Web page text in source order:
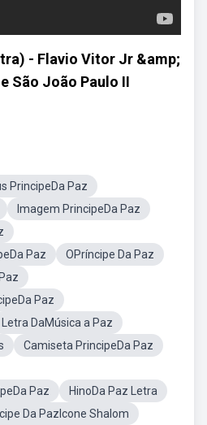
- Flavio Vitor Jr &amp;
São João Paulo II
PrincipeDa Paz
Imagem PrincipeDa Paz
Paz
OPríncipe Da Paz
Paz
Letra DaMúsica a Paz
Camiseta PrincipeDa Paz
Paz
HinoDa Paz Letra
Da PazIcone Shalom